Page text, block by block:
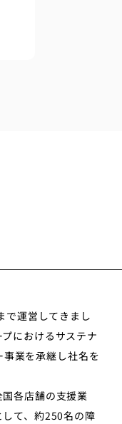
で運営してきまし
におけるサステナ
業を承継し社名を
各店舗の支援業
て、約250名の障